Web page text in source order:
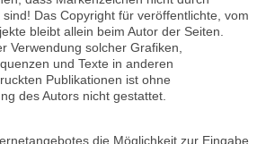
Das Copyright für veröffentlichte, vom
bleibt allein beim Autor der Seiten.
Verwendung solcher Grafiken,
und Texte in anderen
Publikationen ist ohne
des Autors nicht gestattet.
die Möglichkeit zur Eingabe